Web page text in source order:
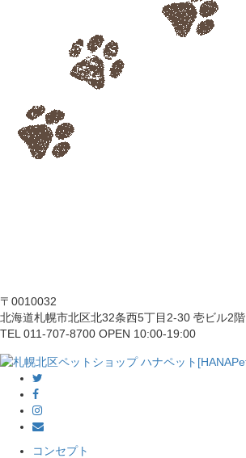
〒0010032
北海道札幌市北区北32条西5丁目2-30 壱ビル2階
TEL 011-707-8700 OPEN 10:00-19:00
コンセプト